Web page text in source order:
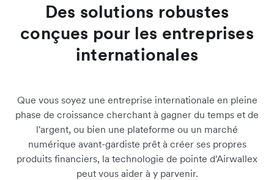
Des solutions robustes
conçues pour les entreprises
internationales
Que vous soyez une entreprise internationale en pleine
phase de croissance cherchant à gagner du temps et de
l'argent, ou bien une plateforme ou un marché
numérique avant-gardiste prêt à créer ses propres
produits financiers, la technologie de pointe d'Airwallex
peut vous aider à y parvenir.